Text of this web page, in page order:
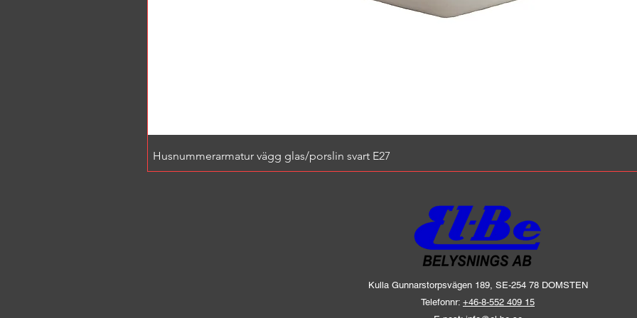
Husnummerarmatur vägg glas/porslin svart E27
Kulla Gunnarstorpsvägen 189, SE-254 78 DOMSTEN
Telefonnr: +46-8-552 409 15